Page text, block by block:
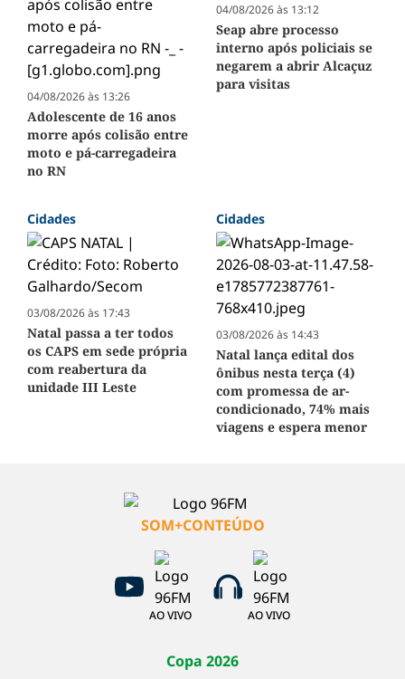
04/08/2026 às 13:26
Adolescente de 16 anos
morre após colisão entre
moto e pá-carregadeira
no RN
04/08/2026 às 13:12
Seap abre processo
interno após policiais se
negarem a abrir Alcaçuz
para visitas
Cidades
03/08/2026 às 17:43
Natal passa a ter todos
os CAPS em sede própria
com reabertura da
unidade III Leste
Cidades
03/08/2026 às 14:43
Natal lança edital dos
ônibus nesta terça (4)
com promessa de ar-
condicionado, 74% mais
viagens e espera menor
SOM+CONTEÚDO
AO VIVO AO VIVO
Copa 2026